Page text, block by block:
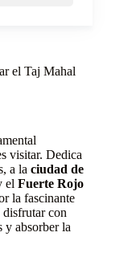
el Taj Mahal
visitar. Dedica
a la ciudad de
el Fuerte Rojo
la fascinante
con
y absorber la